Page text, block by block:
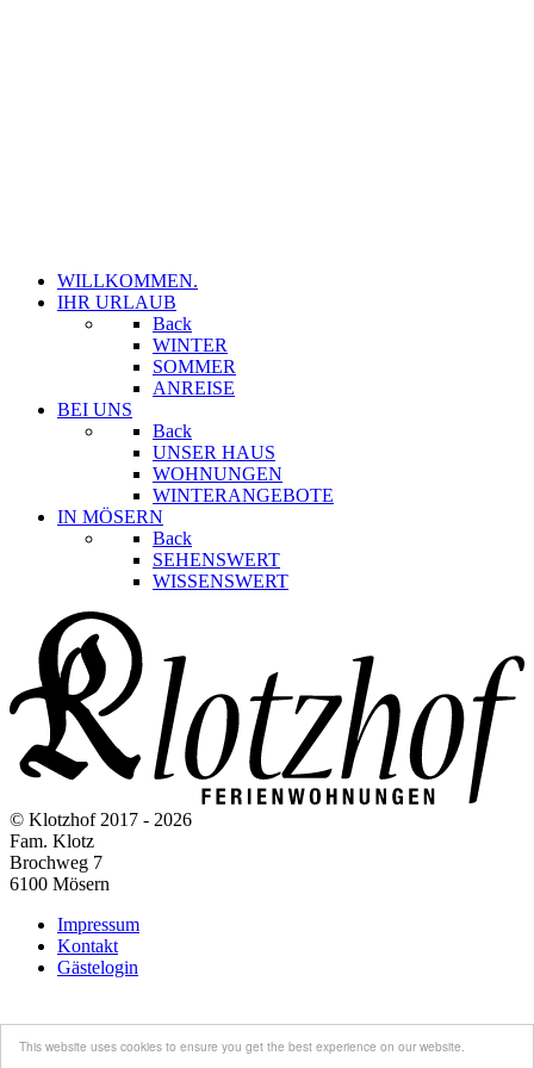
This website uses cookies to ensure you get the best experience on our website.
WILLKOMMEN.
IHR URLAUB
Back
WINTER
SOMMER
ANREISE
BEI UNS
Back
UNSER HAUS
WOHNUNGEN
WINTERANGEBOTE
IN MÖSERN
Back
SEHENSWERT
WISSENSWERT
© Klotzhof 2017 - 2026
Fam. Klotz
Brochweg 7
6100 Mösern
Impressum
Kontakt
Gästelogin